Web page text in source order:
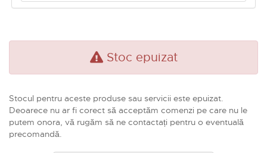
Stoc epuizat
Stocul pentru aceste produse sau servicii este epuizat.
Deoarece nu ar fi corect să acceptăm comenzi pe care nu le
putem onora, vă rugăm să ne contactați pentru o eventuală
precomandă.